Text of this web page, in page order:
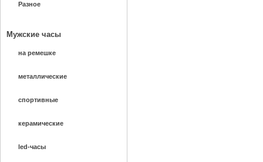
Разное
Мужские часы
на ремешке
металлические
спортивные
керамические
led-часы